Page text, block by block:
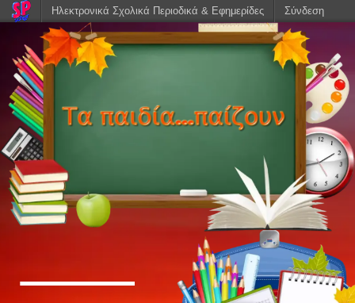
Ηλεκτρονικά Σχολικά Περιοδικά & Εφημερίδες Σύνδεση